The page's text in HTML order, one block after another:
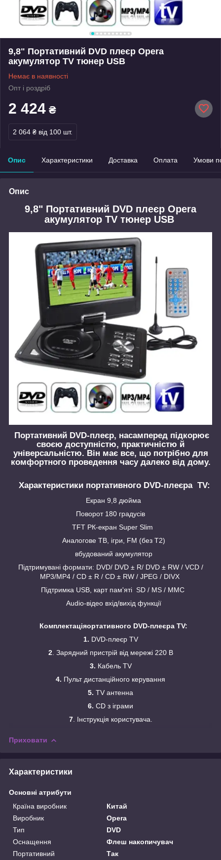
9,8" Портативний DVD плеєр Opera
акумулятор TV тюнер USB
Немає в наявності
Опт і роздріб
2 424 ₴
2 064 ₴ від 100 шт.
Опис Характеристики Доставка Оплата Умови
Опис
9,8" Портативний DVD плеєр Opera
акумулятор TV тюнер USB
Портативний DVD-плеєр, насамперед підкорює
своєю доступністю, практичністю й
універсальністю. Він має все, що потрібно для
комфортного проведення часу далеко від дому.
Характеристики портативного DVD-плеєра TV:
Екран 9,8 дюйма
Поворот 180 градусів
TFT РК-екран Super Slim
Аналогове ТВ, ігри, FM (без Т2)
вбудований акумулятор
Підтримувані формати: DVD/ DVD ± R/ DVD ± RW / VCD /
MP3/MP4 / CD ± R / CD ± RW / JPEG / DIVX
Підтримка USB, карт пам'яті SD / MS / MMC
Audio-відео вхід/вихід функції
Комплектаціяортативного DVD-плеєра TV:
1. DVD-плеєр TV
2. Зарядний пристрій від мережі 220 В
3. Кабель TV
4. Пульт дистанційного керування
5. TV антенна
6. CD з іграми
7. Інструкція користувача.
Приховати
Характеристики
Основні атрибути
Країна виробник
Китай
Виробник
Opera
Тип
DVD
Оснащення
Флеш накопичувач
Портативний
Так